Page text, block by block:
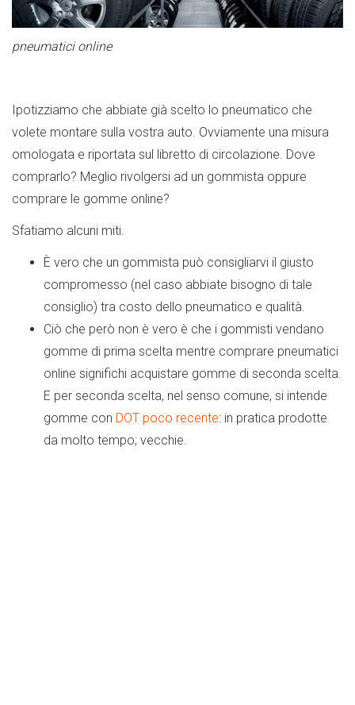
pneumatici online
Ipotizziamo che abbiate già scelto lo pneumatico che
volete montare sulla vostra auto. Ovviamente una misura
omologata e riportata sul libretto di circolazione. Dove
comprarlo? Meglio rivolgersi ad un gommista oppure
comprare le gomme online?
Sfatiamo alcuni miti.
È vero che un gommista può consigliarvi il giusto
compromesso (nel caso abbiate bisogno di tale
consiglio) tra costo dello pneumatico e qualità.
Ciò che però non è vero è che i gommisti vendano
gomme di prima scelta mentre comprare pneumatici
online significhi acquistare gomme di seconda scelta.
E per seconda scelta, nel senso comune, si intende
gomme con DOT poco recente: in pratica prodotte
da molto tempo; vecchie.